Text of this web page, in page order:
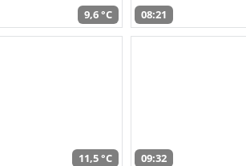
9,6 °C 08:21
11,5 °C 09:32